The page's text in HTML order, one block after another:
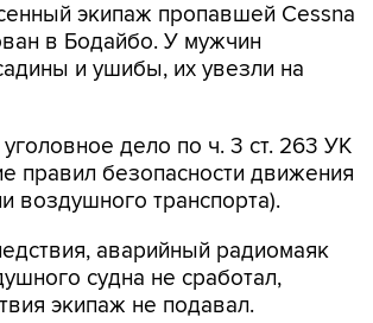
экипаж пропавшей Cessna
в Бодайбо. У мужчин
и ушибы, их увезли на
уголовное дело по ч. 3 ст. 263 УК
правил безопасности движения
воздушного транспорта).
аварийный радиомаяк
судна не сработал,
экипаж не подавал.